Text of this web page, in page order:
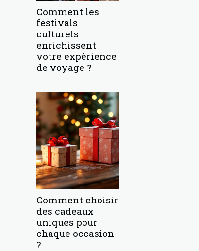
Comment les
festivals
culturels
enrichissent
votre expérience
de voyage ?
Comment choisir
des cadeaux
uniques pour
chaque occasion
?